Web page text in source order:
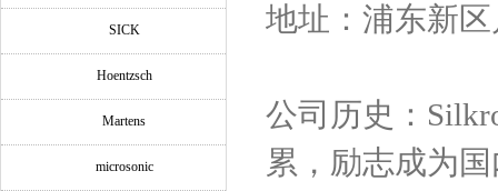
SICK
Hoentzsch
Martens
microsonic
地址：浦东新
公司历史：
累，励志成为